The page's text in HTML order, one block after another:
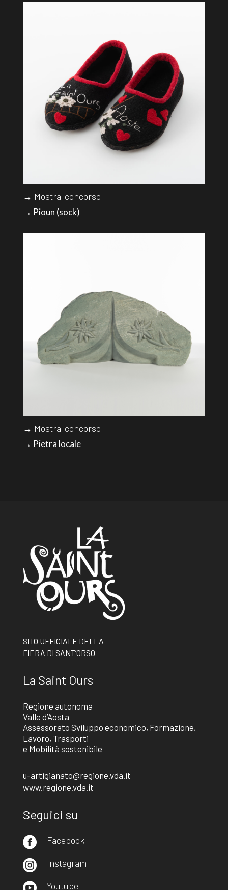
→ Mostra-concorso
→ Pioun (sock)
→ Mostra-concorso
→ Pietra locale
SITO UFFICIALE DELLA
FIERA DI SANT’ORSO
La Saint Ours
Regione autonoma
Valle d’Aosta
Assessorato Sviluppo economico, Formazione,
Lavoro, Trasporti
e Mobilità sostenibile
u-artigianato@regione.vda.it
www.regione.vda.it
Seguici su
 Facebook
 Instagram
Youtube